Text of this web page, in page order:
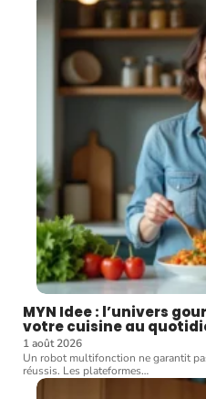
MYN Idee : l’univers
votre cuisine au
1 août 2026
Un robot multifonction ne garantit
réussis. Les plateformes…